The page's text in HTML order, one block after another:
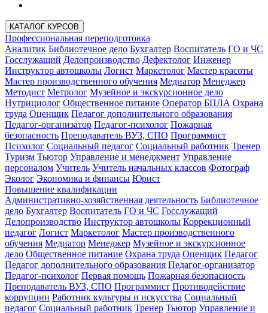
КАТАЛОГ КУРСОВ
Профессиональная переподготовка
Аналитик Библиотечное дело Бухгалтер Воспитатель ГО и ЧС
Госслужащий Делопроизводство Дефектолог Инженер
Инструктор автошколы Логист Маркетолог Мастер красоты
Мастер производственного обучения Медиатор Менеджер
Методист Метролог Музейное и экскурсионное дело
Нутрициолог Общественное питание Оператор БПЛА Охрана
труда Оценщик Педагог дополнительного образования
Педагог-организатор Педагог-психолог Пожарная
безопасность Преподаватель ВУЗ, СПО Программист
Психолог Социальный педагог Социальный работник Тренер
Туризм Тьютор Управление и менеджмент Управление
персоналом Учитель Учитель начальных классов Фотограф
Эколог Экономика и финансы Юрист
Повышение квалификации
Административно-хозяйственная деятельность Библиотечное
дело Бухгалтер Воспитатель ГО и ЧС Госслужащий
Делопроизводство Инструктор автошколы Коррекционный
педагог Логист Маркетолог Мастер производственного
обучения Медиатор Менеджер Музейное и экскурсионное
дело Общественное питание Охрана труда Оценщик Педагог
Педагог дополнительного образования Педагог-организатор
Педагог-психолог Первая помощь Пожарная безопасность
Преподаватель ВУЗ, СПО Программист Противодействие
коррупции Работник культуры и искусства Социальный
педагог Социальный работник Тренер Тьютор Управление и